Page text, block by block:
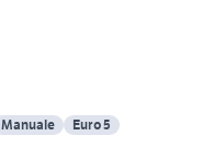
Manuale Euro 5